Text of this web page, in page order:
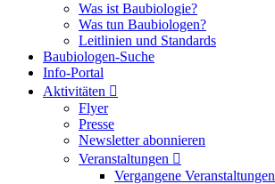
Was ist Baubiologie?
Was tun Baubiologen?
Leitlinien und Standards
Baubiologen-Suche
Info-Portal
Aktivitäten
Flyer
Presse
Newsletter abonnieren
Veranstaltungen
Vergangene Veranstaltungen